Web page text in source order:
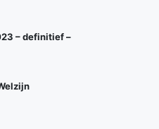
– definitief –